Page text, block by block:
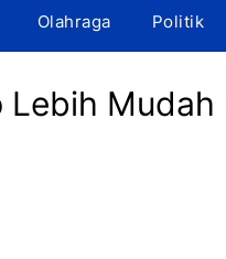
Olahraga Politik
Lebih Mudah